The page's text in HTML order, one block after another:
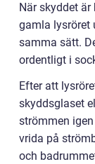
När skyddet
gamla lysröret
samma sätt.
ordentligt i
Efter att
skyddsglaset
strömmen
vrida på
och